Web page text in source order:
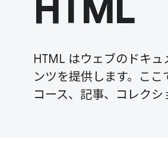
HTML
HTML はウェブのドキ
ンツを提供します。こ
コース、記事、コレク